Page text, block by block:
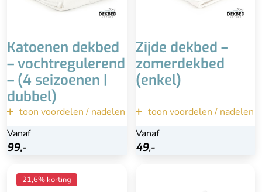
Katoenen dekbed
– vochtregulerend
– (4 seizoenen |
dubbel)
toon voordelen / nadelen
Vanaf
99,-
Isoleert iets minder dan
andere materialen
terug
Bekijk
Zijde dekbed –
zomerdekbed
(enkel)
toon voordelen / nadelen
Vanaf
49,-
Voor sommigen een te
terug
Bekijk
21,6% korting
Vuilafstotend dankzij